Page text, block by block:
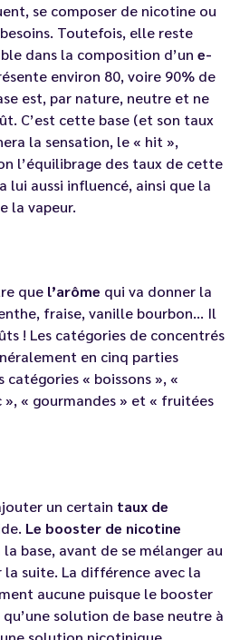
se composer de nicotine ou
Toutefois, elle reste
dans la composition d’un e-
environ 80, voire 90% de
est, par nature, neutre et ne
C’est cette base (et son taux
la sensation, le « hit »,
l’équilibrage des taux de cette
lui aussi influencé, ainsi que la
la vapeur.
que l’arôme qui va donner la
fraise, vanille bourbon… Il
! Les catégories de concentrés
en cinq parties
« boissons », «
», « gourmandes » et « fruitées
un certain taux de
Le booster de nicotine
base, avant de se mélanger au
la suite. La différence avec la
aucune puisque le booster
solution de base neutre à